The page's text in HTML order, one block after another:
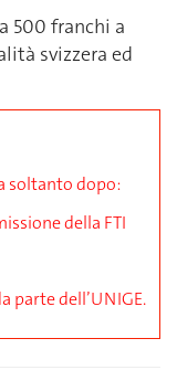
500 franchi a
svizzera ed
soltanto dopo:
della FTI
parte dell’UNIGE.